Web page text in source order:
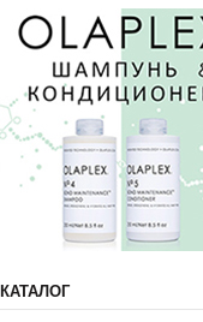
КАТАЛОГ